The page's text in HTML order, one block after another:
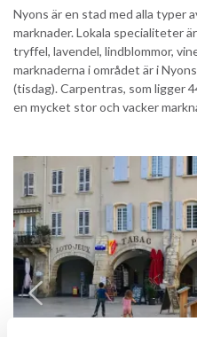
Nyons är en stad med alla typer
marknader. Lokala specialiteter
tryffel, lavendel, lindblommor,
marknaderna i området är i
(tisdag). Carpentras, som ligger
en mycket stor och vacker